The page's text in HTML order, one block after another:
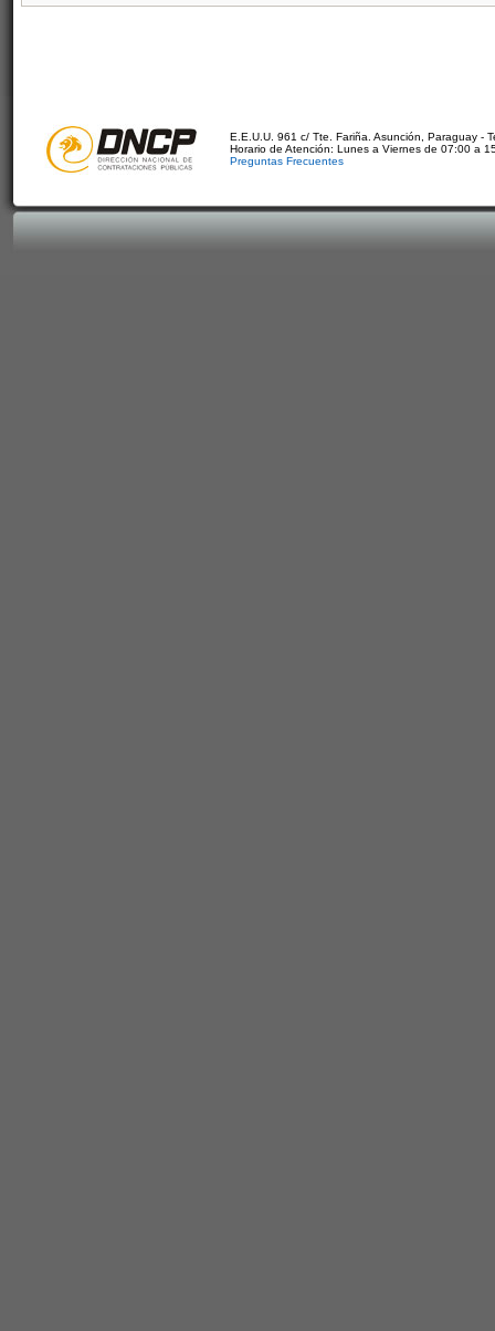
E.E.U.U. 961 c/ Tte. Fariña. Asunción, Paraguay -
Horario de Atención: Lunes a Viernes de 07:00 a
Preguntas Frecuentes